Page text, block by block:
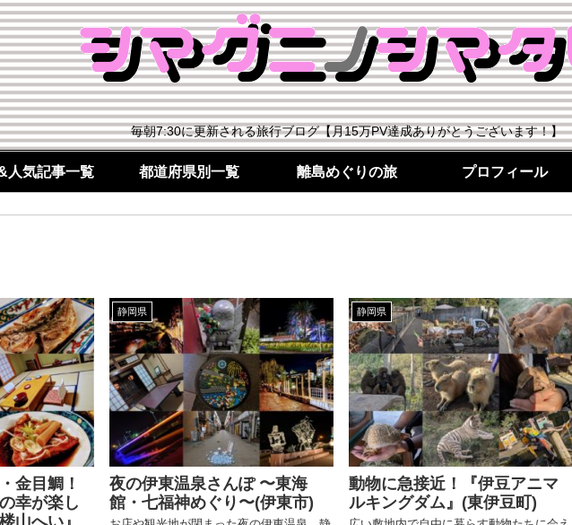
毎朝7:30に更新される旅行ブログ【月15万PV達成ありがとうございます！】
人気記事一覧 都道府県別一覧 離島めぐりの旅 プロフィール
金目鯛！
幸が楽し
山へい』
静岡県
夜の伊東温泉さんぽ 〜東海
館・七福神めぐり〜(伊東市)
静岡県
動物に急接近！『伊豆アニマ
ルキングダム』(東伊豆町)